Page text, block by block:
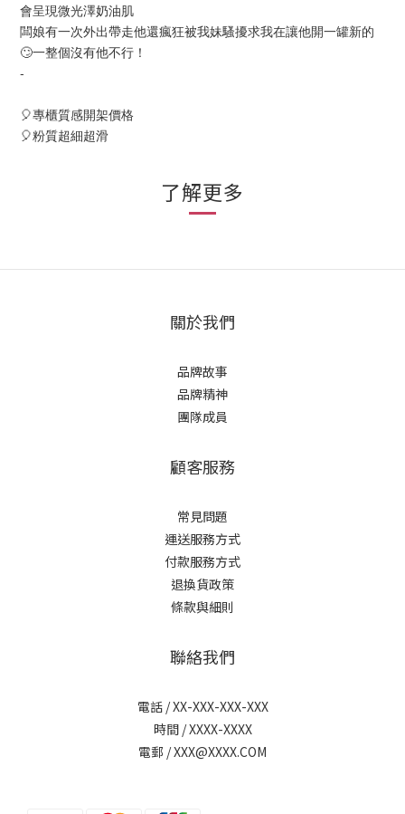
會呈現微光澤奶油肌
闆娘有一次外出帶走他還瘋狂被我妹騷擾求我在讓他開一罐新的
🙄一整個沒有他不行！
-
🎈專櫃質感開架價格
🎈粉質超細超滑
了解更多
關於我們
品牌故事
品牌精神
團隊成員
顧客服務
常見問題
運送服務方式
付款服務方式
退換貨政策
條款與細則
聯絡我們
電話 / XX-XXX-XXX-XXX
時間 / XXXX-XXXX
電郵 / XXX@XXXX.COM